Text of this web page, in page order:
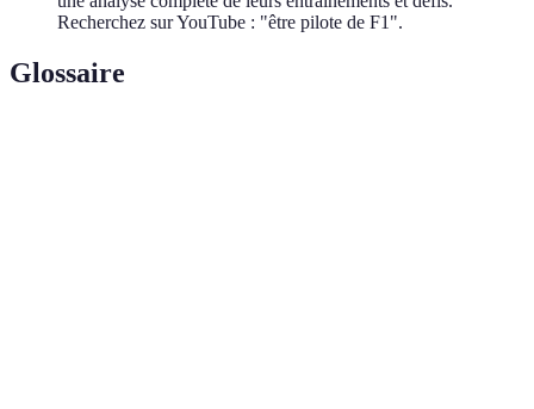
Recherchez sur YouTube : "être pilote de F1".
Glossaire